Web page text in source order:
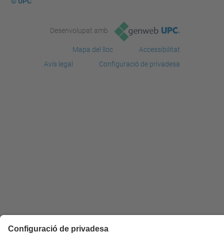
Desenvolupat amb
Mapa del lloc
Accessibilitat
Avís legal
Configuració de privadesa